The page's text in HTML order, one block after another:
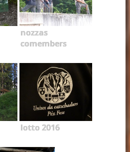
nozzas
comembers
lotto 2016